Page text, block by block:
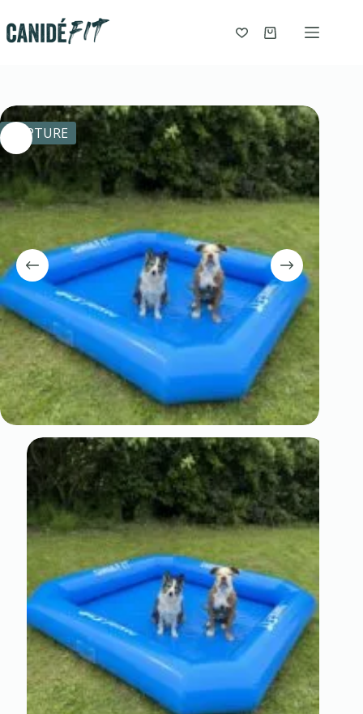
RUPTURE